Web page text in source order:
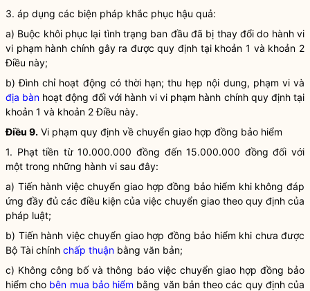
3. áp dụng các biện pháp khắc phục hậu quả:
a) Buộc khôi phục lại tình trạng ban đầu đã bị thay đổi do hành vi
vi phạm hành chính gây ra được quy định tại khoản 1 và khoản 2
Điều này;
b) Đình chỉ hoạt động có thời hạn; thu hẹp nội dung, phạm vi và
địa bàn hoạt động đối với hành vi vi phạm hành chính quy định tại
khoản 1 và khoản 2 Điều này.
Điều 9. Vi phạm quy định về chuyển giao hợp đồng bảo hiểm
1. Phạt tiền từ 10.000.000 đồng đến 15.000.000 đồng đối với
một trong những hành vi sau đây:
a) Tiến hành việc chuyển giao hợp đồng bảo hiểm khi không đáp
ứng đầy đủ các điều kiện của việc chuyển giao theo quy định của
pháp luật;
b) Tiến hành việc chuyển giao hợp đồng bảo hiểm khi chưa được
Bộ Tài chính chấp thuận bằng văn bản;
c) Không công bố và thông báo việc chuyển giao hợp đồng bảo
hiểm cho bên mua bảo hiểm bằng văn bản theo các quy định của